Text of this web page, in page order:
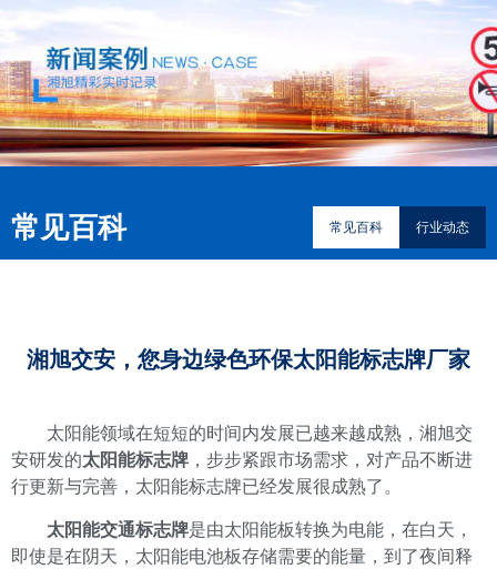
常见百科 常见百科 行业动态
湘旭交安，您身边绿色环保太阳能标志牌厂家
太阳能领域在短短的时间内发展已越来越成熟，湘旭交
安研发的太阳能标志牌 ，步步紧跟市场需求，对产品不断进
行更新与完善，太阳能标志牌已经发展很成熟了。
太阳能交通标志牌是由太阳能板转换为电能，在白天，
即使是在阴天，太阳能电池板存储需要的能量，到了夜间释